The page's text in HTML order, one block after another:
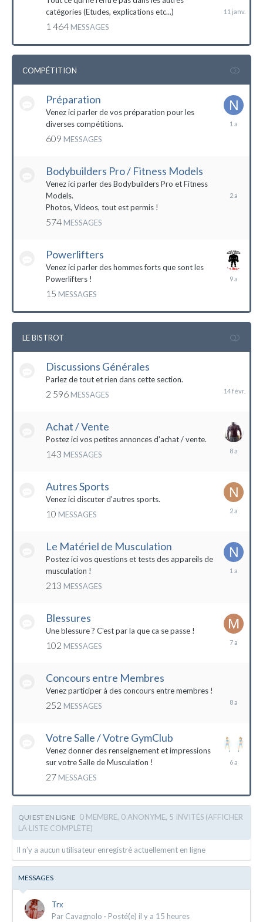
catégories (Etudes, explications etc...)
1 464 MESSAGES
COMPÉTITION
Préparation
Venez ici parler de vos préparation pour les
diverses compétitions.
609 MESSAGES
14
Bodybuilders Pro / Fitness Models
Venez ici parler des Bodybuilders Pro et Fitness
Models.
Photos, Videos, tout est permis !
574 MESSAGES
2021
Powerlifters
Venez ici parler des hommes forts que sont les
Powerlifters !
15 MESSAGES
LE BISTROT
Discussions Générales
Parlez de tout et rien dans cette section.
2 596 MESSAGES
Achat / Vente
Postez ici vos petites annonces d'achat / vente.
143 MESSAGES
Autres Sports
Venez ici discuter d'autres sports.
10 MESSAGES
18
Le Matériel de Musculation
Postez ici vos questions et tests des appareils de
musculation !
213 MESSAGES
Blessures
Une blessure ? C'est par la que ca se passe !
102 MESSAGES
19
Concours entre Membres
Venez participer à des concours entre membres !
252 MESSAGES
2016
Votre Salle / Votre GymClub
Venez donner des renseignement et impressions
sur votre Salle de Musculation !
27 MESSAGES
26
QUI EST EN LIGNE 0 MEMBRE, 0 ANONYME, 5 INVITÉS (AFFICHER
LA LISTE COMPLÈTE)
Il n’y a aucun utilisateur enregistré actuellement en ligne
MESSAGES
Trx
Par Cavagnolo · Posté(e) il y a 15 heures